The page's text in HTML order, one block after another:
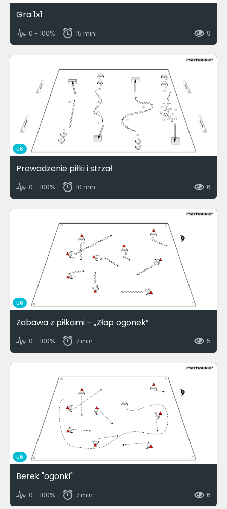
Gra 1x1
0 - 100% 15 min 9
U6
Prowadzenie piłki i strzał
0 - 100% 10 min 6
U6
Zabawa z piłkami – „Złap ogonek”
0 - 100% 7 min 5
U6
Berek "ogonki"
0 - 100% 7 min 6